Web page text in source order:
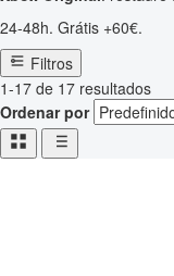
24-48h. Grátis +60€.
Filtros
1-17 de 17 resultados
Ordenar por